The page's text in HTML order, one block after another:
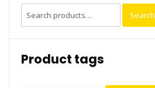
Search
for:
Search
Product tags